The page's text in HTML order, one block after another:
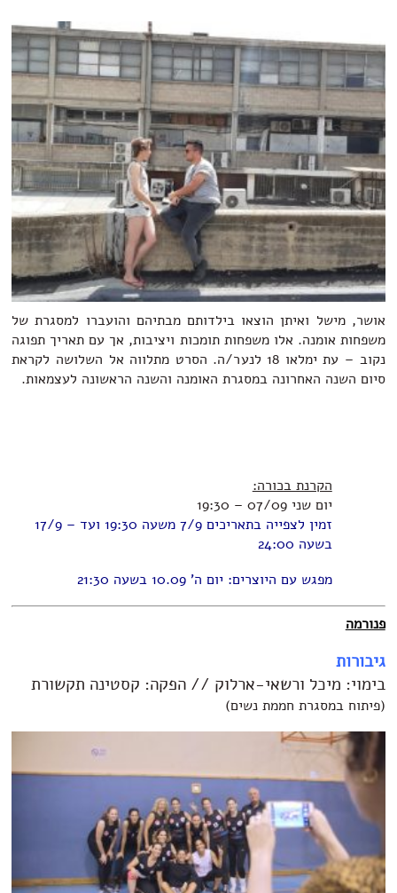
אושר, מישל ואיתן הוצאו בילדותם מבתיהם והועברו למסגרת של
משפחות אומנה. אלו משפחות תומכות ויציבות, אך עם תאריך תפוגה
נקוב – עת ימלאו 18 לנער/ה. הסרט מתלווה אל השלושה לקראת
סיום השנה האחרונה במסגרת האומנה והשנה הראשונה לעצמאות.
הקרנת בכורה:
יום שני 07/09 – 19:30
זמין לצפייה בתאריכים 7/9 משעה 19:30 ועד – 17/9
בשעה 24:00
מפגש עם היוצרים: יום ה' 10.09 בשעה 21:30
פנורמה
גיבורות
בימוי: מיכל ורשאי-ארלוק // הפקה: קסטינה תקשורת
(פיתוח במסגרת חממת נשים)